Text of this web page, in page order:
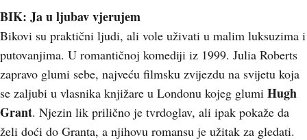
BIK: Ja u ljubav vjerujem
Bikovi su praktični ljudi, ali vole uživati u malim luksuzima i
putovanjima. U romantičnoj komediji iz 1999. Julia Roberts
zapravo glumi sebe, najveću filmsku zvijezdu na svijetu koja
se zaljubi u vlasnika knjižare u Londonu kojeg glumi Hugh
Grant. Njezin lik prilično je tvrdoglav, ali ipak pokaže da
želi doći do Granta, a njihovu romansu je užitak za gledati.